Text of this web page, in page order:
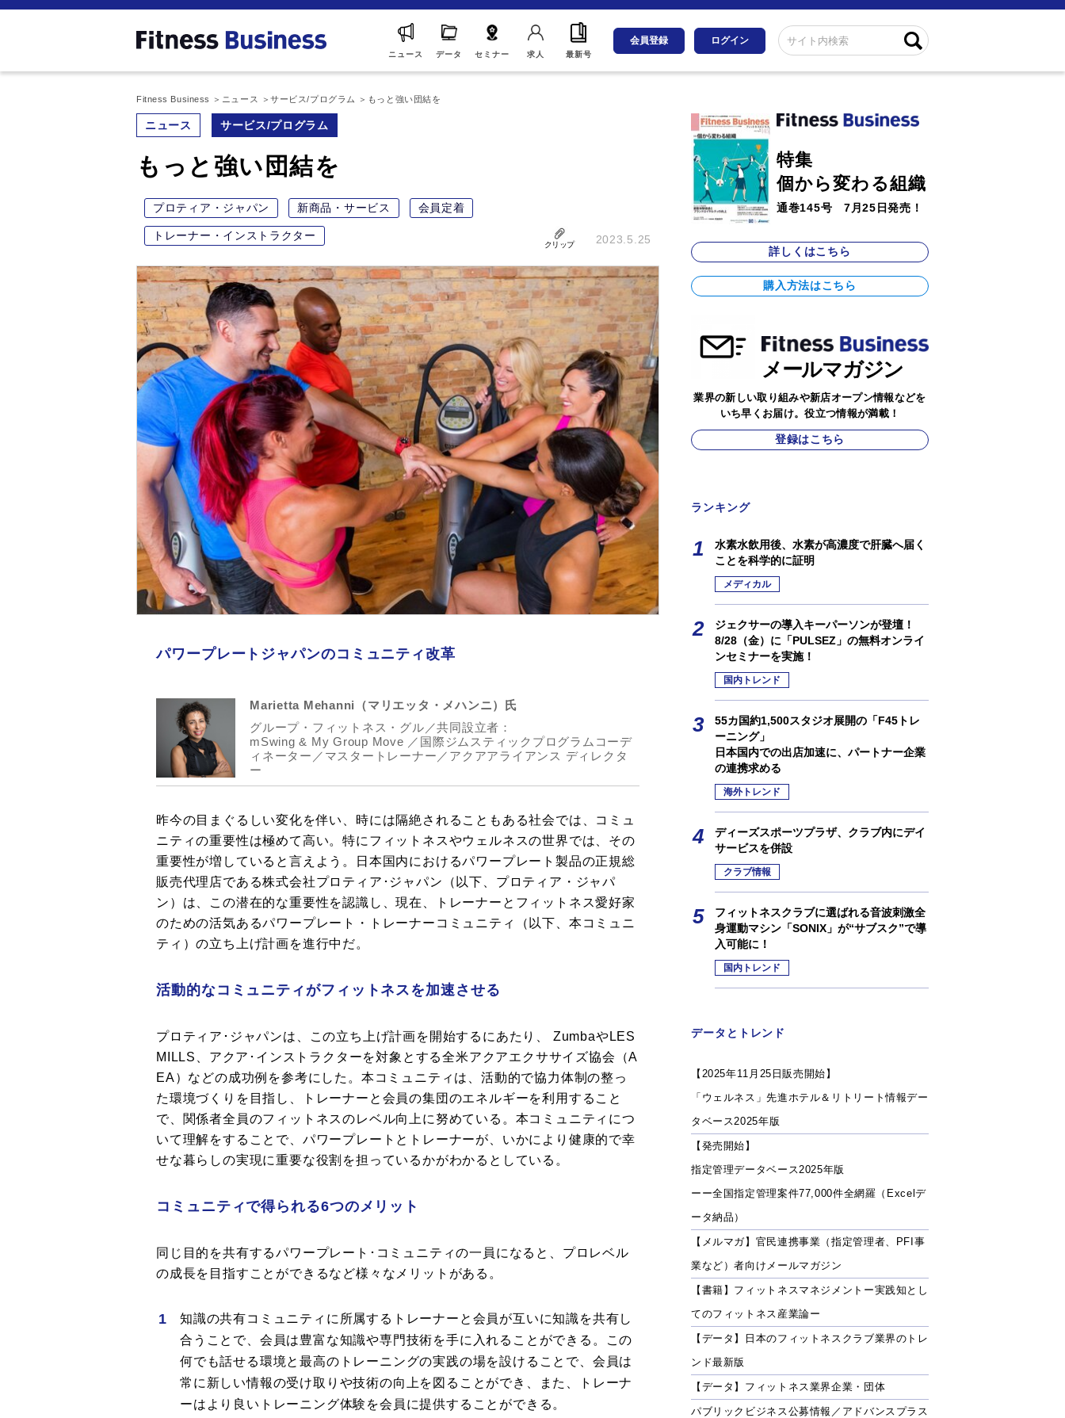
ニュース データ セミナー 求人 最新号
会員登録 ログイン
Fitness Business ニュース サービス/プログラム もっと強い団結を
ニュース サービス/プログラム
もっと強い団結を
プロティア・ジャパン 新商品・サービス 会員定着
トレーナー・インストラクター
クリップ 2023.5.25
パワープレートジャパンのコミュニティ改革
Marietta Mehanni（マリエッタ・メハンニ）氏
グループ・フィットネス・グル／共同設立者：
mSwing & My Group Move ／国際ジムスティックプログラムコーデ
ィネーター／マスタートレーナー／アクアアライアンス ディレクタ
ー
昨今の目まぐるしい変化を伴い、時には隔絶されることもある社会では、コミュ
ニティの重要性は極めて高い。特にフィットネスやウェルネスの世界では、その
重要性が増していると言えよう。日本国内におけるパワープレート製品の正規総
販売代理店である株式会社プロティア･ジャパン（以下、プロティア・ジャパ
ン）は、この潜在的な重要性を認識し、現在、トレーナーとフィットネス愛好家
のための活気あるパワープレート・トレーナーコミュニティ（以下、本コミュニ
ティ）の立ち上げ計画を進行中だ。
活動的なコミュニティがフィットネスを加速させる
プロティア･ジャパンは、この立ち上げ計画を開始するにあたり、 ZumbaやLES
MILLS、アクア･インストラクターを対象とする全米アクアエクササイズ協会（A
EA）などの成功例を参考にした。本コミュニティは、活動的で協力体制の整っ
た環境づくりを目指し、トレーナーと会員の集団のエネルギーを利用すること
で、関係者全員のフィットネスのレベル向上に努めている。本コミュニティにつ
いて理解をすることで、パワープレートとトレーナーが、いかにより健康的で幸
せな暮らしの実現に重要な役割を担っているかがわかるとしている。
コミュニティで得られる6つのメリット
同じ目的を共有するパワープレート･コミュニティの一員になると、プロレベル
の成長を目指すことができるなど様々なメリットがある。
知識の共有コミュニティに所属するトレーナーと会員が互いに知識を共有し
合うことで、会員は豊富な知識や専門技術を手に入れることができる。この
何でも話せる環境と最高のトレーニングの実践の場を設けることで、会員は
常に新しい情報の受け取りや技術の向上を図ることができ、また、トレーナ
ーはより良いトレーニング体験を会員に提供することができる。
特集
個から変わる組織
通巻145号 7月25日発売！
詳しくはこちら
購入方法はこちら
メールマガジン
業界の新しい取り組みや新店オープン情報などを
いち早くお届け。役立つ情報が満載！
登録はこちら
ランキング
水素水飲用後、水素が高濃度で肝臓へ届く
ことを科学的に証明
メディカル
ジェクサーの導入キーパーソンが登壇！
8/28（金）に「PULSEZ」の無料オンライ
ンセミナーを実施！
国内トレンド
55カ国約1,500スタジオ展開の「F45トレ
ーニング」
日本国内での出店加速に、パートナー企業
の連携求める
海外トレンド
ディーズスポーツプラザ、クラブ内にデイ
サービスを併設
クラブ情報
フィットネスクラブに選ばれる音波刺激全
身運動マシン「SONIX」が“サブスク”で導
入可能に！
国内トレンド
データとトレンド
【2025年11月25日販売開始】
「ウェルネス」先進ホテル＆リトリート情報デー
タベース2025年版
【発売開始】
指定管理データベース2025年版
ーー全国指定管理案件77,000件全網羅（Excelデ
ータ納品）
【メルマガ】官民連携事業（指定管理者、PFI事
業など）者向けメールマガジン
【書籍】フィットネスマネジメントー実践知とし
てのフィットネス産業論ー
【データ】日本のフィットネスクラブ業界のトレ
ンド最新版
【データ】フィットネス業界企業・団体
パブリックビジネス公募情報／アドバンスプラス